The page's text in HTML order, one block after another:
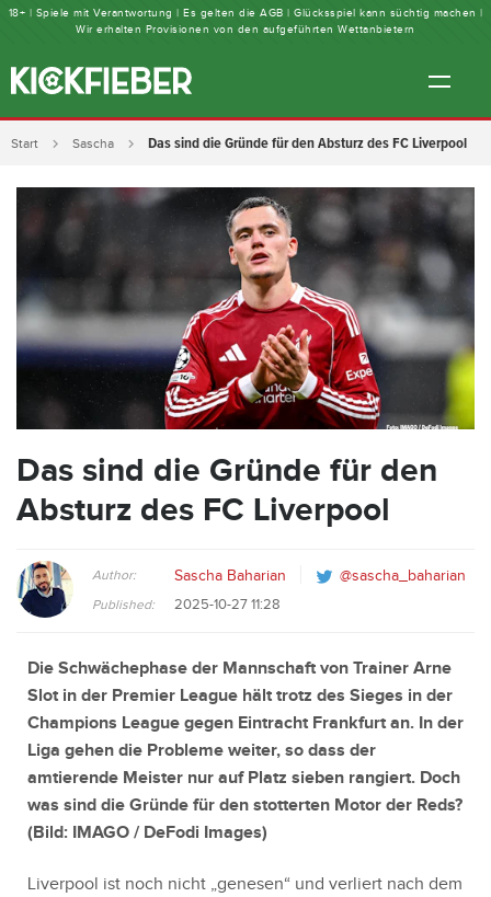
18+ | Spiele mit Verantwortung | Es gelten die AGB | Glücksspiel kann süchtig machen |
Wir erhalten Provisionen von den aufgeführten Wettanbietern
Start Sascha Das sind die Gründe für den Absturz des FC Liverpool
Das sind die Gründe für den
Absturz des FC Liverpool
Author: Sascha Baharian @sascha_baharian
Published: 2025-10-27 11:28
Die Schwächephase der Mannschaft von Trainer Arne
Slot in der Premier League hält trotz des Sieges in der
Champions League gegen Eintracht Frankfurt an. In der
Liga gehen die Probleme weiter, so dass der
amtierende Meister nur auf Platz sieben rangiert. Doch
was sind die Gründe für den stotterten Motor der Reds?
(Bild: IMAGO / DeFodi Images)
Liverpool ist noch nicht „genesen“ und verliert nach dem